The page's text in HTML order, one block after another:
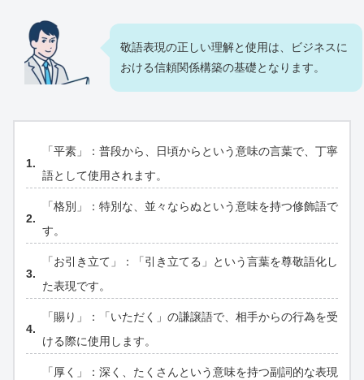
敬語表現の正しい理解と使用は、ビジネスに
おける信頼関係構築の基礎となります。
「平素」：普段から、日頃からという意味の言葉で、丁寧
語として使用されます。
「格別」：特別な、並々ならぬという意味を持つ修飾語で
す。
「お引き立て」：「引き立てる」という言葉を尊敬語化し
た表現です。
「賜り」：「いただく」の謙譲語で、相手からの行為を受
ける際に使用します。
「厚く」：深く、たくさんという意味を持つ副詞的な表現